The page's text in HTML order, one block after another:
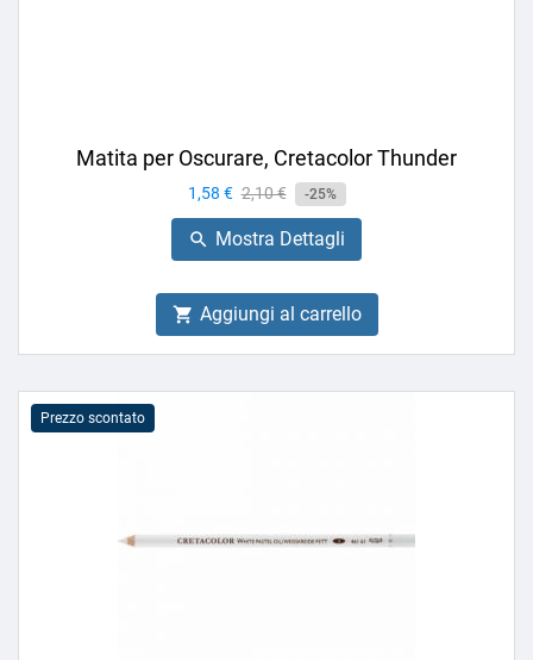
Matita per Oscurare, Cretacolor Thunder
Prezzo
1,58 € Prezzo
base
2,10 € -25%
 Mostra Dettagli
 Aggiungi al carrello
Prezzo scontato